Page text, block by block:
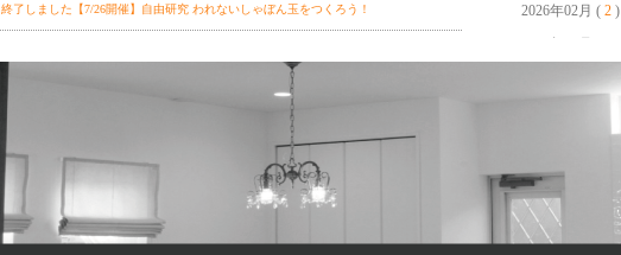
終了しました【7/26開催】自由研究 われないしゃぼん玉をつくろう！
終了しました【7月4日(土)/5日(日)開催！】完成見学会 好きに囲まれて暮らすプロヴ
終了しました【6/14開催】父の日ワークショップ 思い出リメイク＆キーホルダー作
り
GW休業のお知らせ
2026年02月 ( 2)
2025年09月 (
2025年08月 (
)
2025年07月 (1)